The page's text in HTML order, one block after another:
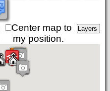
Center map to
my position.